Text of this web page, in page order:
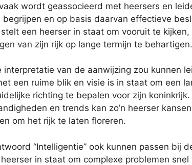
wordt geassocieerd met heersers en
en op basis daarvan effectieve
een heerser in staat om vooruit te
van zijn rijk op lange termijn te behartigen.
interpretatie van de aanwijzing zou kunnen
een ruime blik en visie is in staat om een
richting te bepalen voor zijn
en trends kan zo’n heerser
om het rijk te laten floreren.
“Intelligentie” ook kunnen passen bij
in staat om complexe problemen